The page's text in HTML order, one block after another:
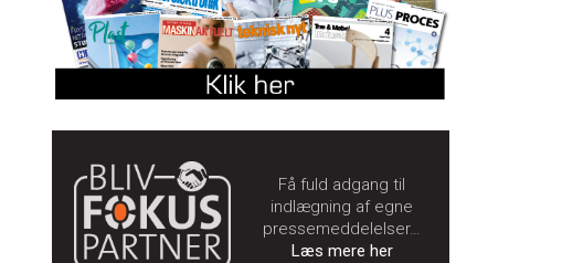
Få fuld adgang til
indlægning af egne
pressemeddelelser…
Læs mere her